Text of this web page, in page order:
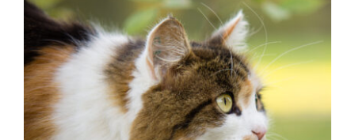
Physiotherapie & Indikationen
Leistungen
Kosten